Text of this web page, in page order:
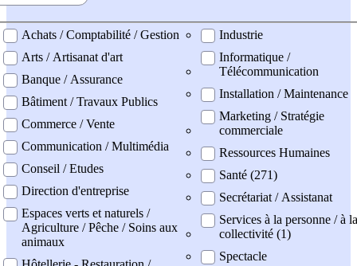
professionel
Achats / Comptabilité / Gestion
Arts / Artisanat d'art
Banque / Assurance
Bâtiment / Travaux Publics
Commerce / Vente
Communication / Multimédia
Conseil / Etudes
Direction d'entreprise
Espaces verts et naturels /
Agriculture / Pêche / Soins aux
animaux
Industrie
Informatique /
Télécommunication
Installation / Maintenance
Marketing / Stratégie
commerciale
Ressources Humaines
Santé (271)
Secrétariat / Assistanat
Services à la personne / à la
collectivité (1)
Spectacle